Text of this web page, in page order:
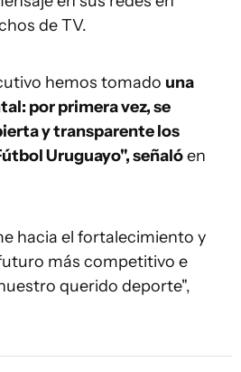
de TV.
hemos tomado una
por primera vez, se
y transparente los
Uruguayo", señalóen
hacia el fortalecimiento y
más competitivo e
querido deporte",